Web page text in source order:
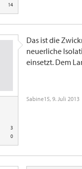
14
3
0
Das ist die
neuerliche
einsetzt. Dem
Sabine15, 9. Juli 2013